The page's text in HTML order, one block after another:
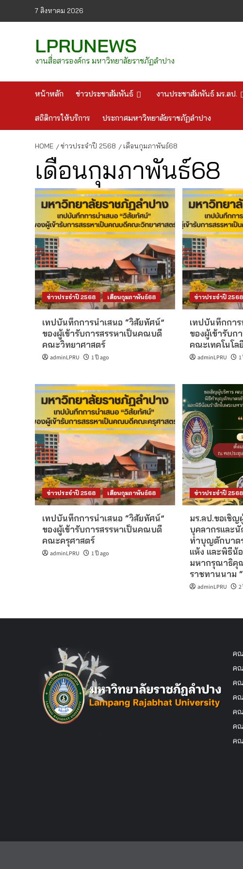
7 สิงหาคม 2026
LPRUNEWS
งานสื่อสารองค์กร มหาวิทยาลัยราชภัฏลำปาง
หน้าหลัก ข่าวประชาสัมพันธ์ งานประชาสัมพันธ์ มร.ลป.
สถิติการให้บริการ ประกาศมหาวิทยาลัยราชภัฏลำปาง
HOME ข่าวประจำปี 2568 เดือนกุมภาพันธ์68
เดือนกุมภาพันธ์68
ข่าวประจำปี 2568 เดือนกุมภาพันธ์68
เทปบันทึกการนำเสนอ “วิสัยทัศน์”
ของผู้เข้ารับการสรรหาเป็นคณบดี
คณะวิทยาศาสตร์
adminLPRU 1 ปี ago
ข่าวประจำปี 2568
เทปบันทึกการ
ของผู้เข้ารับก
คณะเทคโนโล
adminLPRU
ข่าวประจำปี 2568 เดือนกุมภาพันธ์68
เทปบันทึกการนำเสนอ “วิสัยทัศน์”
ของผู้เข้ารับการสรรหาเป็นคณบดี
คณะครุศาสตร์
adminLPRU 1 ปี ago
ข่าวประจำปี 2568
มร.ลป.ขอเชิ
บุคลากรและ
ทำบุญตักบาต
แห้ง และพิธีน้
มหากรุณาธิคุ
ราชทานนาม
adminLPRU 2
ค
ค
ค
ค
ค
คณ
คณ